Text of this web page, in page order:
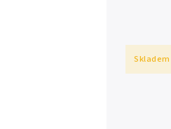
formát
Skladem